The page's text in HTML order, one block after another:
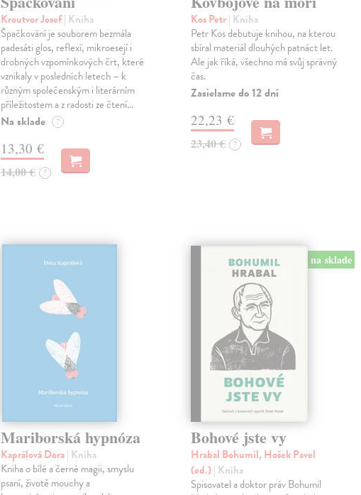
Kroutvor Josef| Kniha
Špačkování je souborem bezmála
padesáti glos, reflexí, mikroesejí i
drobných vzpomínkových črt, které
vznikaly v posledních letech – k
různým společenským i literárním
příležitostem a z radosti ze čtení…
Na sklade ?
13,30 €
14,00 € ?
Kos Petr| Kniha
Petr Kos debutuje knihou, na kterou
sbíral materiál dlouhých patnáct let.
Ale jak říká, všechno má svůj správný
čas.
Zasielame do 12 dní
22,23 €
23,40 € ?
Mariborská hypnóza
Kaprálová Dora| Kniha
Kniha o bílé a černé magii, smyslu
psaní, životě mouchy a
na sklade
Bohové jste vy
Hrabal Bohumil, Hošek Pavel
(ed.)| Kniha
Spisovatel a doktor práv Bohumil